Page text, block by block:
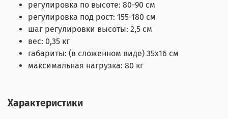
регулировка по высоте: 80-90 см
регулировка под рост: 155-180 см
шаг регулировки высоты: 2,5 см
вес: 0,35 кг
габариты: (в сложенном виде) 35х16 см
максимальная нагрузка: 80 кг
Характеристики